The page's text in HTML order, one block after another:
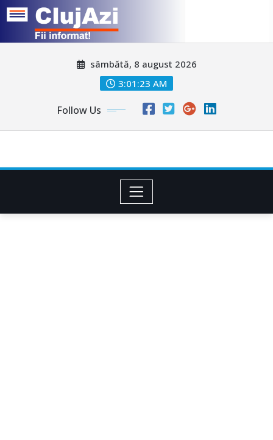
sâmbătă, 8 august 2026
3:01:25 AM
Follow Us